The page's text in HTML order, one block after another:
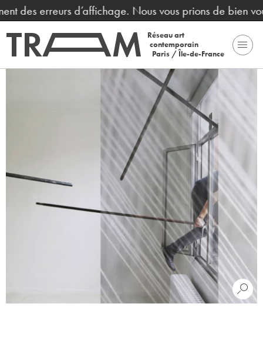
erreurs d’affichage. Nous vous prions de bien
Réseau art
contemporain
Paris / Île-de-France